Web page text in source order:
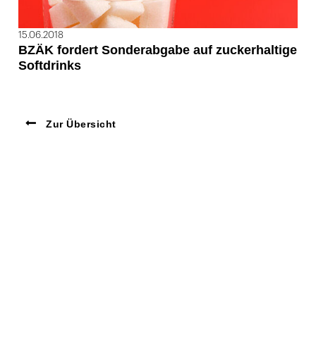
15.06.2018
BZÄK fordert Sonderabgabe auf zuckerhaltige
Softdrinks
Zur Übersicht